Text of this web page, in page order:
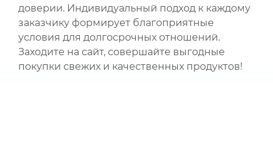
доверии. Индивидуальный подход к каждому
заказчику формирует благоприятные
условия для долгосрочных отношений.
Заходите на сайт, совершайте выгодные
покупки свежих и качественных продуктов!